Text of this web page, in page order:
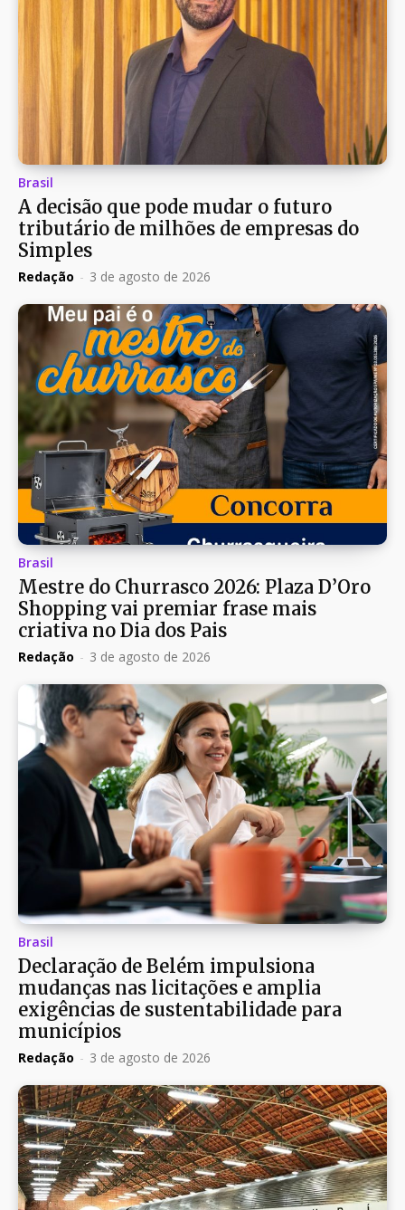
Brasil
A decisão que pode mudar o futuro
tributário de milhões de empresas do
Simples
Redação - 3 de agosto de 2026
Brasil
Mestre do Churrasco 2026: Plaza D’Oro
Shopping vai premiar frase mais
criativa no Dia dos Pais
Redação - 3 de agosto de 2026
Brasil
Declaração de Belém impulsiona
mudanças nas licitações e amplia
exigências de sustentabilidade para
municípios
Redação - 3 de agosto de 2026